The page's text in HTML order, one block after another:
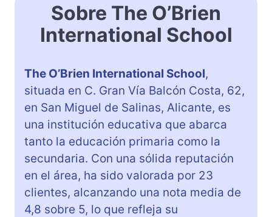
Sobre The O’Brien
International School
The O’Brien International School,
situada en C. Gran Vía Balcón Costa, 62,
en San Miguel de Salinas, Alicante, es
una institución educativa que abarca
tanto la educación primaria como la
secundaria. Con una sólida reputación
en el área, ha sido valorada por 23
clientes, alcanzando una nota media de
4,8 sobre 5, lo que refleja su